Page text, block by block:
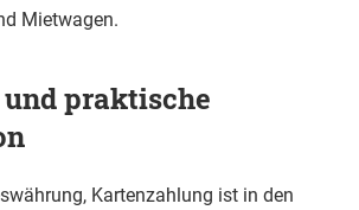
Mietwagen.
und praktische
Kartenzahlung ist in den